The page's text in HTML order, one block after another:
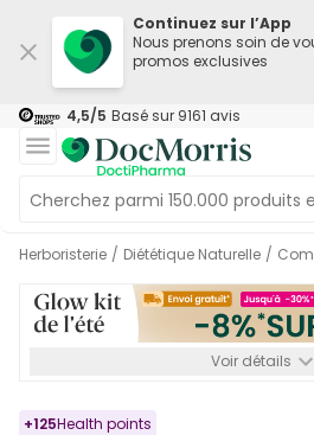
Continuez sur l’App
Nous prenons soin de
promos exclusives
4,5/5 Basé sur 9161 avis
Herboristerie / Diététique Naturelle /
Voir détails
+125Health points